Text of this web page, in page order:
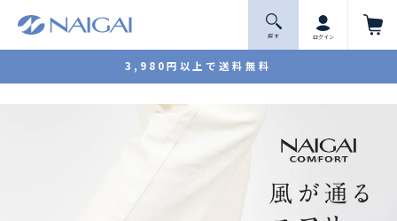
3,980円以上で送料無料
探 す ログイン